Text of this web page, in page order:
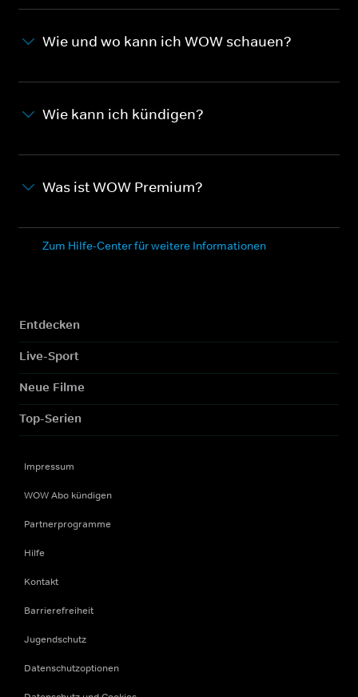
Wie und wo kann ich WOW schauen?
Wie kann ich kündigen?
Was ist WOW Premium?
Zum Hilfe-Center für weitere Informationen
Entdecken
Live-Sport
Neue Filme
Top-Serien
Impressum
WOW Abo kündigen
Partnerprogramme
Hilfe
Kontakt
Barrierefreiheit
Jugendschutz
Datenschutzoptionen